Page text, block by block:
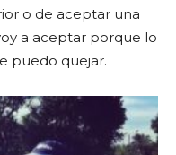
o de aceptar una
a aceptar porque lo
puedo quejar.